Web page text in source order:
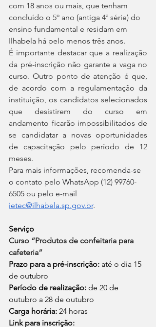
com 18 anos ou mais, que tenham
concluído o 5º ano (antiga 4ª série) do
ensino fundamental e residam em
Ilhabela há pelo menos três anos.
É importante destacar que a realização
da pré-inscrição não garante a vaga no
curso. Outro ponto de atenção é que,
de acordo com a regulamentação da
instituição, os candidatos selecionados
que desistirem do curso em
andamento ficarão impossibilitados de
se candidatar a novas oportunidades
de capacitação pelo período de 12
meses.
Para mais informações, recomenda-se
o contato pelo WhatsApp (12) 99760-
6505 ou pelo e-mail
ietec@ilhabela.sp.gov.br.
Serviço
Curso “Produtos de confeitaria para
cafeteria”
Prazo para a pré-inscrição: até o dia 15
de outubro
Período de realização: de 20 de
outubro a 28 de outubro
Carga horária: 24 horas
Link para inscrição: